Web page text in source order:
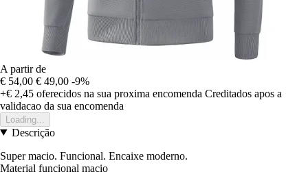
A partir de
€ 54,00 € 49,00 -9%
+€ 2,45 oferecidos na sua proxima encomenda Creditados apos a
validacao da sua encomenda
Loading...
Descrição
Super macio. Funcional. Encaixe moderno.
Material funcional macio